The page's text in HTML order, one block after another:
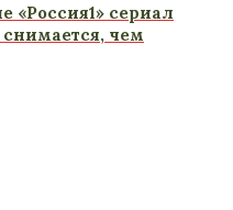
«Россия1» сериал
снимается, чем